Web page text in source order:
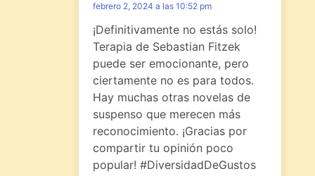
febrero 2, 2024 a las 10:52 pm
¡Definitivamente no estás solo!
Terapia de Sebastian Fitzek
puede ser emocionante, pero
ciertamente no es para todos.
Hay muchas otras novelas de
suspenso que merecen más
reconocimiento. ¡Gracias por
compartir tu opinión poco
popular! #DiversidadDeGustos